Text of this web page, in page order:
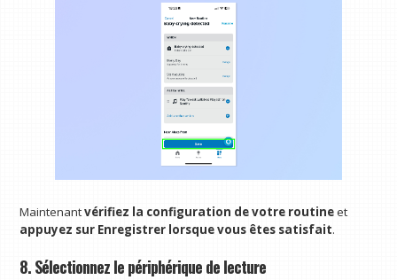
Maintenantvérifiez la configuration de votre routineet
appuyez sur Enregistrer lorsque vous êtes satisfait.
8. Sélectionnez le périphérique de lecture